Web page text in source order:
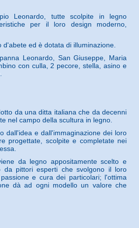
Leonardo, tutte scolpite in legno
per il loro design moderno,
d'abete ed è dotata di illuminazione.
Leonardo, San Giuseppe, Maria
con culla, 2 pecore, stella, asino e
da una ditta italiana che da decenni
nel campo della scultura in legno.
dall'idea e dall'immaginazione dei loro
progettate, scolpite e completate nei
da legno appositamente scelto e
da pittori esperti che svolgono il loro
e cura dei particolari; l'ottima
dà ad ogni modello un valore che